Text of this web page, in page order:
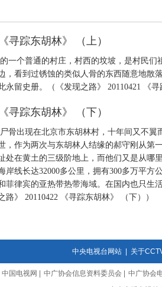
寻踪东胡林》 （上）
一个普通的村庄，村西的坟坡，是村民们
，看到过锈蚀的类似人骨的东西随意地散
留史册。（《发现之路》 20110421 《寻
寻踪东胡林》 （下）
骨出现在北京市东胡林村，十年间又不翼
，作为两次与东胡林人结缘的郝守刚从第
处在黄土的三级阶地上，而他们又是从哪
线长达32000多公里，拥有300多万平方
菲律宾的亚热带热带海域。在国内也只生
》 20110422 《寻踪东胡林》 （下））
中央电视台网站| 关于
中国电视网 中广协会信息资料委员会 中广协会